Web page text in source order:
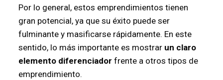
Por lo general, estos emprendimientos tienen
gran potencial, ya que su éxito puede ser
fulminante y masificarse rápidamente. En este
sentido, lo más importante es mostrarun claro
elemento diferenciador frente a otros tipos de
emprendimiento.